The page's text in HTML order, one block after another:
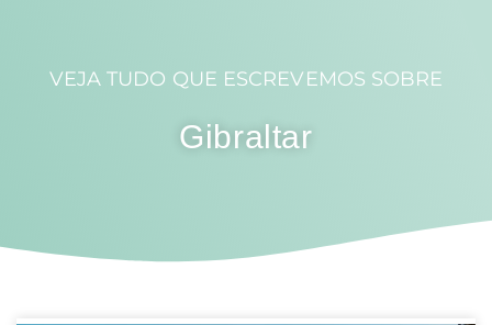
VEJA TUDO QUE ESCREVEMOS SOBRE
Gibraltar